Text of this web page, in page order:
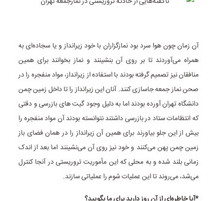
آن زمان چون هوا سرد بود نمازگزاران با خود زیرانداز و یا سجاده‌ای به
همراه می‌آوردند تا بر روی آن بنشینند و نماز بخوانند برای همین
منافقان نیز تصمیم گرفته بودند با استفاده از زیرانداز، مواد منفجره را در
صحن نماز جمعه جاسازی کنند. آنان این زیرانداز را تا داخل زمین چمن
دانشگاه تهران آورده بودند اما به دلیل وجود گیت های بازرسی و دقتی
که انتظامات ستاد در بازرسی داشتند نتوانسته بودند آن مواد منفجره را
بیش از این جلو بیاورند برای همین آن زیرانداز را در همان فضای باز
زمین چمن پهن می‌کنند و خود نیز روی آن می‌نشینند اما بعد از اندک
زمانی بلند شده و به محلی که این مأموریت تروریستی در آنجا کنترل
می‌شد، می‌روند تا این عملیات شوم را عملیاتی سازند.